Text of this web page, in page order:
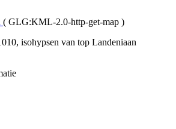
( GLG:KML-2.0-http-get-map )
isohypsen van top Landeniaan